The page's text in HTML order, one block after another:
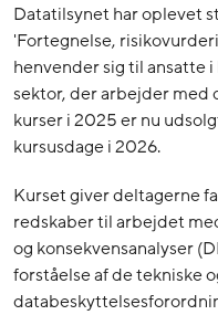
Datatilsynet har oplevet
'Fortegnelse,
henvender sig til ansatte
sektor, der arbejder med
kurser i 2025 er nu
kursusdage i 2026.
Kurset giver deltagerne
redskaber til arbejdet
og konsekvensanalyser
forståelse af de tekniske